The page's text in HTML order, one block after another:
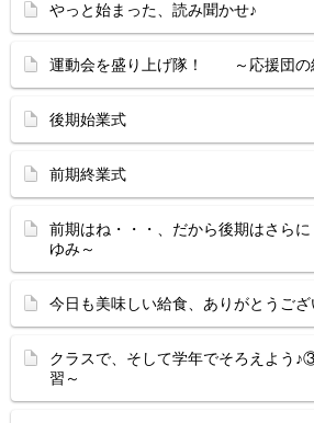
やっと始まった、読み聞かせ♪
運動会を盛り上げ隊！ ～応援団の
後期始業式
前期終業式
前期はね・・・、だから後期はさら
ゆみ～
今日も美味しい給食、ありがとうござ
クラスで、そして学年でそろえよ
習～